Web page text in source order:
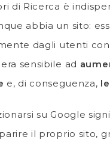
di Ricerca è
abbia un sito:
dagli utenti
sensibile ad
e, di conseguenza,
su Google
il proprio sito,